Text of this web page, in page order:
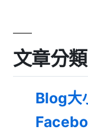
文章分類
Blog大